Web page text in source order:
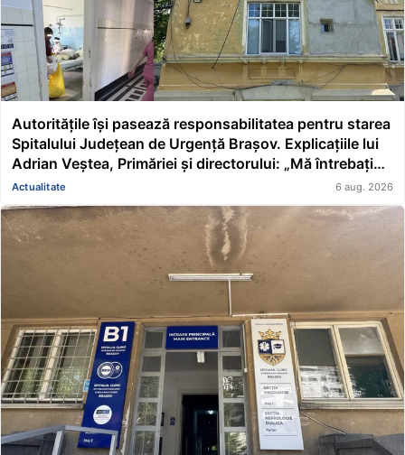
Autoritățile își pasează responsabilitatea pentru starea
Spitalului Județean de Urgență Brașov. Explicațiile lui
Adrian Veștea, Primăriei și directorului: „Mă întrebați
pe mine de ce nu s-au renovat în ultimii 36 de ani?”
Actualitate 6 aug. 2026